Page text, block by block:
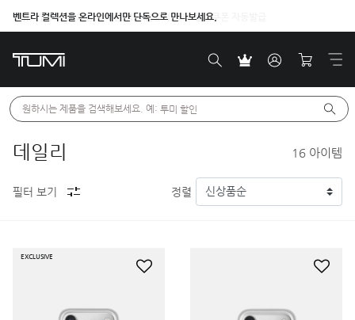
벤트라 컬렉션을 온라인에서만 단독으로 만나보세요.
원하시는 제품을 검색해보세요. 예: 투미 할인
데일리 16 아이템
필터 보기 정렬
EXCLUSIVE